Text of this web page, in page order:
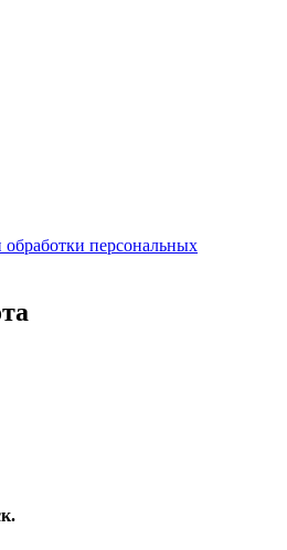
персональных